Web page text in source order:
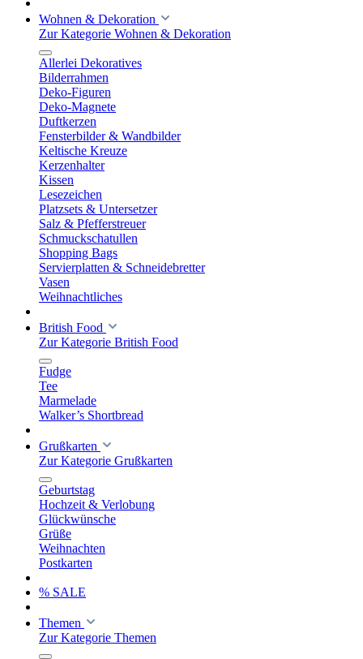
Wohnen & Dekoration
Zur Kategorie Wohnen & Dekoration
Allerlei Dekoratives
Bilderrahmen
Deko-Figuren
Deko-Magnete
Duftkerzen
Fensterbilder & Wandbilder
Keltische Kreuze
Kerzenhalter
Kissen
Lesezeichen
Platzsets & Untersetzer
Salz & Pfefferstreuer
Schmuckschatullen
Shopping Bags
Servierplatten & Schneidebretter
Vasen
Weihnachtliches
British Food
Zur Kategorie British Food
Fudge
Tee
Marmelade
Walker’s Shortbread
Grußkarten
Zur Kategorie Grußkarten
Geburtstag
Hochzeit & Verlobung
Glückwünsche
Grüße
Weihnachten
Postkarten
% SALE
Themen
Zur Kategorie Themen